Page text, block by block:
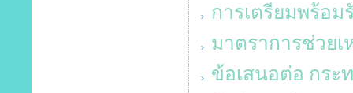
การเตรียมพร้อม
มาตราการช่วย
ข้อเสนอต่อ กระ